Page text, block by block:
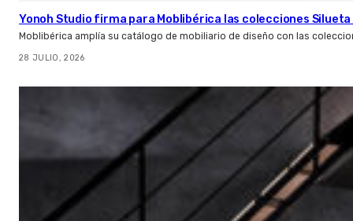
Yonoh Studio firma para Moblibérica las colecciones Silueta
Moblibérica amplía su catálogo de mobiliario de diseño con las
28 JULIO, 2026